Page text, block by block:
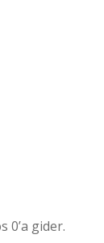
0’a gider.